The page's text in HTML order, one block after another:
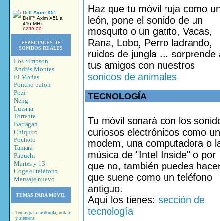
Dell Axim X51
Dell™ Axim X51 a
416 MHz
€259.00
ESPECIALES DE
SONIDOS REALES
Los Simpson
Andrés Montes
El Moñas
Poncho balón
Pozi
Neng
Luisma
Torrente
Barragan
Chiquito
Pocholo
Tamara
Papuchi
Martes y 13
Coge el teléfono
Mensaje nuevo
TEMAS PARA MOVIL
» Temas para motorola, nokia
y siemens
Haz que tu móvil ruja como
león, pone el sonido de un
mosquito o un gatito, Vacas,
Rana, Lobo, Perro ladrando,
ruidos de jungla ... sorprende
tus amigos con nuestros
sonidos de animales
TECNOLOGÍA
Tu móvil sonará con los
curiosos electrónicos como un
modem, una computadora o
música de "Intel Inside" o por
que no, también puedes
que suene como un teléfono
antiguo.
Aquí los tienes: sección de
tecnología